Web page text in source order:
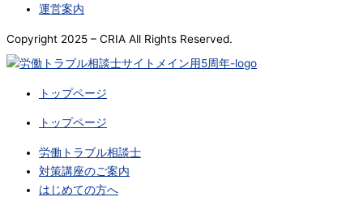
運営案内
Copyright 2025 – CRIA All Rights Reserved.
トップページ
トップページ
労働トラブル相談士
対策講座のご案内
はじめての方へ